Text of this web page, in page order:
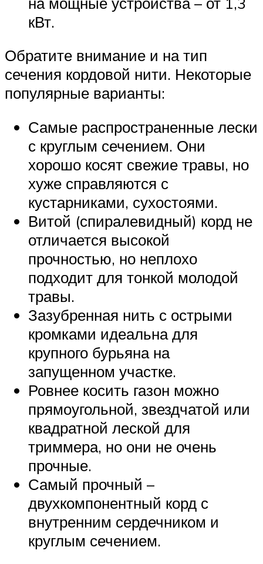
кВт.
Обратите внимание и на тип
сечения кордовой нити. Некоторые
популярные варианты:
Самые распространенные лески
с круглым сечением. Они
хорошо косят свежие травы, но
хуже справляются с
кустарниками, сухостоями.
Витой (спиралевидный) корд не
отличается высокой
прочностью, но неплохо
подходит для тонкой молодой
травы.
Зазубренная нить с острыми
кромками идеальна для
крупного бурьяна на
запущенном участке.
Ровнее косить газон можно
прямоугольной, звездчатой или
квадратной леской для
триммера, но они не очень
прочные.
Самый прочный –
двухкомпонентный корд с
внутренним сердечником и
круглым сечением.